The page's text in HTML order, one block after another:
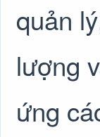
quản
lượng
ứng